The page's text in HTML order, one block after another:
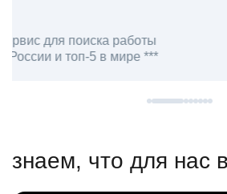
средняя оценка hh.ru как
знаем, что для нас